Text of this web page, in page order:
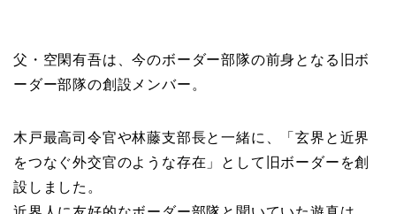
父・空閑有吾は、今のボーダー部隊の前身となる旧ボ
ーダー部隊の創設メンバー。
木戸最高司令官や林藤支部長と一緒に、「玄界と近界
をつなぐ外交官のような存在」として旧ボーダーを創
設しました。